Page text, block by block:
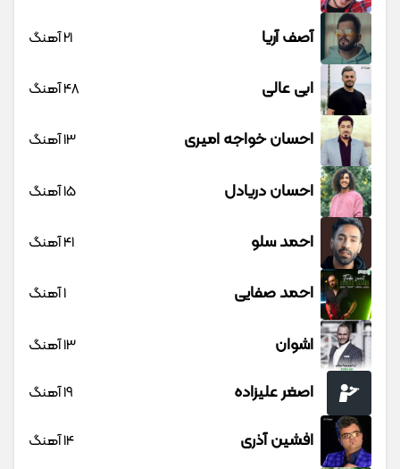
آصف آریا 21 آهنگ
ابی عالی 48 آهنگ
احسان خواجه امیری 13 آهنگ
احسان دریادل 15 آهنگ
احمد سلو 41 آهنگ
احمد صفایی 1 آهنگ
اشوان 13 آهنگ
اصغر علیزاده 19 آهنگ
افشین آذری 14 آهنگ